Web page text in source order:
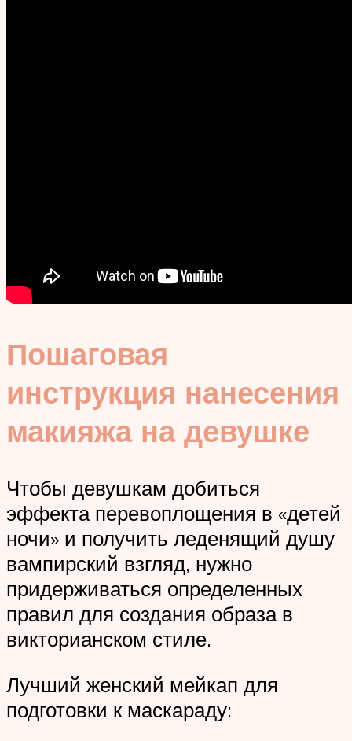
Пошаговая
инструкция нанесения
макияжа на девушке
Чтобы девушкам добиться
эффекта перевоплощения в «детей
ночи» и получить леденящий душу
вампирский взгляд, нужно
придерживаться определенных
правил для создания образа в
викторианском стиле.
Лучший женский мейкап для
подготовки к маскараду: